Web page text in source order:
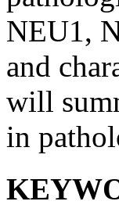
NEU1,
and
will
in